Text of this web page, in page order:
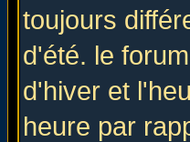
toujours
d'été. le
d'hiver et
heure par